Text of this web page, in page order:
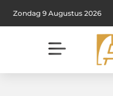
Zondag 9 Augustus 2026